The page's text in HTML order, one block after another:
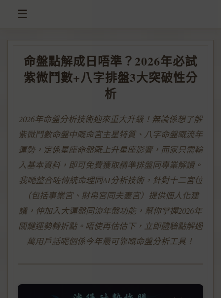
☰
命盤點解成日唔準？2026年必試
紫微鬥數+八字排盤3大突破性分
析
2026年命盤分析技術迎來重大升級！無論係想了解
紫微鬥數命盤中嘅命宮主星特質、八字命盤嘅流年
運勢，定係星座命盤嘅上升星座影響，而家只需輸
入基本資料，即可免費獲取精準排盤同專業解讀。
我哋整合咗傳統命理同AI分析技術，針對十二宮位
（包括事業宮、財帛宮同夫妻宮）提供個人化建
議，仲加入大運盤同流年盤功能，幫你掌握2026年
關鍵運勢轉折點。唔使再估估下，立即體驗點解過
萬用戶話呢個係今年最可靠嘅命盤分析工具！